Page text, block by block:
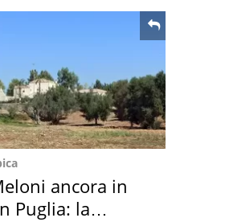
ancora in
Puglia: la